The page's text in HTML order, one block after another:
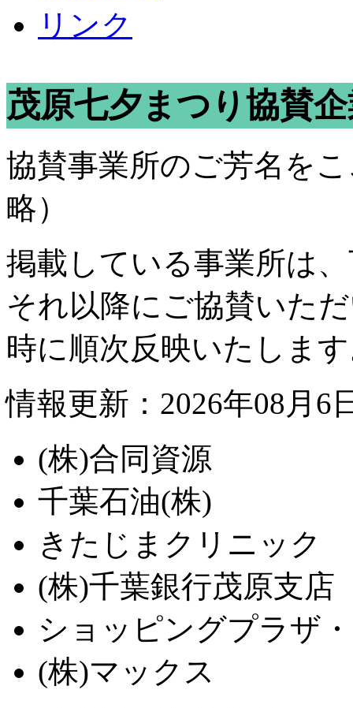
リンク
茂原七夕まつり協賛
協賛事業所のご芳名を
略）
掲載している事業所は
それ以降にご協賛いた
時に順次反映いたしま
情報更新：2026年08月6
(株)合同資源
千葉石油(株)
きたじまクリニック
(株)千葉銀行茂原支店
ショッピングプラザ
(株)マックス